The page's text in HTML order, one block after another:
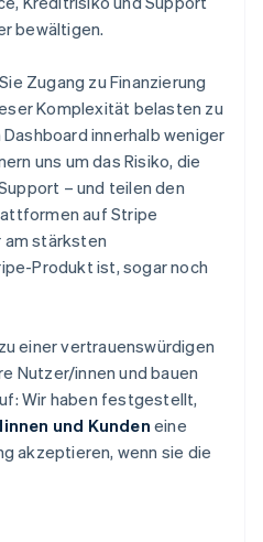
bewältigen.
Zugang zu Finanzierung
Komplexität belasten zu
innerhalb weniger
uns um das Risiko, die
– und teilen den
auf Stripe
am stärksten
Produkt ist, sogar noch
einer vertrauenswürdigen
Nutzer/innen und bauen
Wir haben festgestellt,
und Kunden eine
akzeptieren, wenn sie die